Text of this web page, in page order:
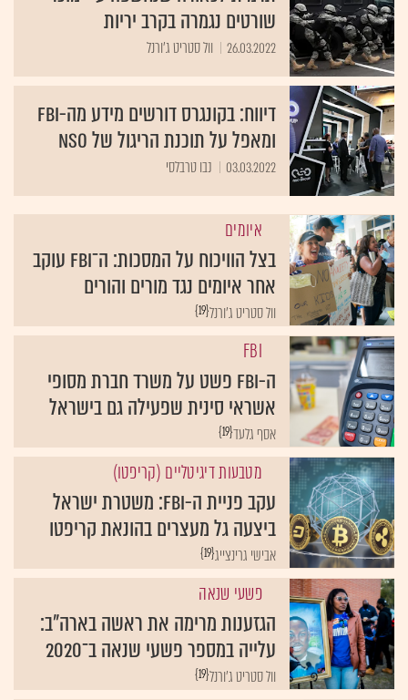
שורטים נגמרה בקרב יריות
26.03.2022 וול סטריט ג'ורנל
דיווח: בקונגרס דורשים מידע מה-FBI
ומאפל על תוכנת הריגול של NSO
03.03.2022 נבו טרבלסי
איומים
בצל הוויכוח על המסכות: ה־FBI עוקב
אחר איומים נגד מורים והורים
{19}וול סטריט ג'ורנל
FBI
ה-FBI פשט על משרד חברת מסופי
אשראי סינית שפעילה גם בישראל
{19}אסף גלעד
מטבעות דיגיטליים (קריפטו)
עקב פניית ה-FBI: משטרת ישראל
ביצעה גל מעצרים בהונאת קריפטו
{19}אבישי גרינצייג
פשעי שנאה
הגזענות מרימה את ראשה בארה"ב:
עלייה במספר פשעי שנאה ב־2020
{19}וול סטריט ג'ורנל